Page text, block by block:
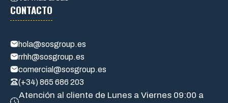
CONTACTO
hola@sosgroup.es
rrhh@sosgroup.es
comercial@sosgroup.es
(+34) 865 686 203
Atención al cliente de Lunes a Viernes 09:00 a